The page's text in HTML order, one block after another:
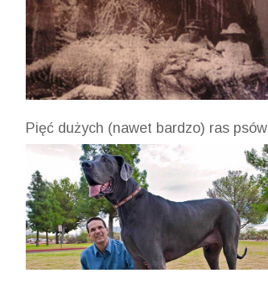
Pięć dużych (nawet bardzo) ras psów